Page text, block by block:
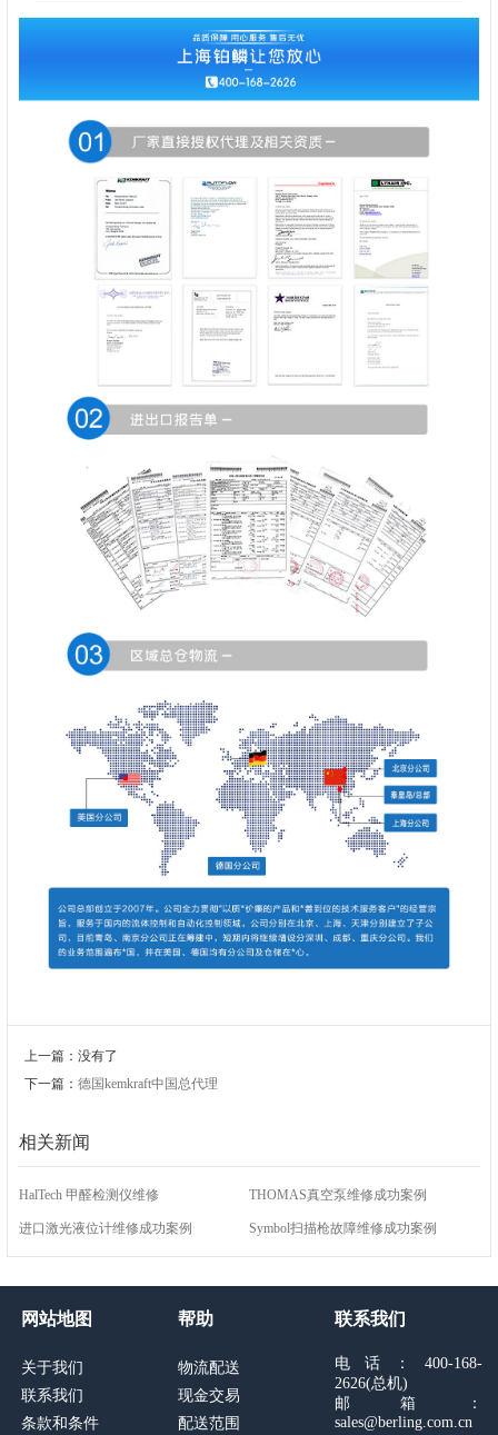
上一篇：没有了
下一篇： 德国kemkraft中国总代理
相关新闻
HalTech 甲醛检测仪维修 THOMAS真空泵维修成功案例
进口激光液位计维修成功案例 Symbol扫描枪故障维修成功案例
网站地图
关于我们
联系我们
条款和条件
帮助
物流配送
现金交易
配送范围
联系我们
电话：400-168-
2626(总机)
邮箱：
sales@berling.com.cn